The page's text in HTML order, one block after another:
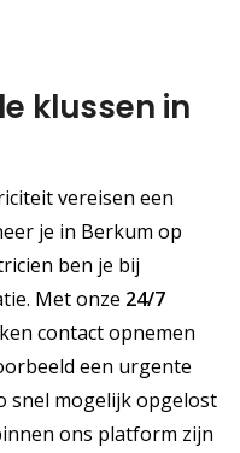
klussen in
vereisen een
je in Berkum op
ben je bij
Met onze 24/7
contact opnemen
een urgente
snel mogelijk opgelost
ons platform zijn